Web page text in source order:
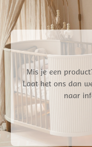
Mis je een
Laat het ons dan
naar